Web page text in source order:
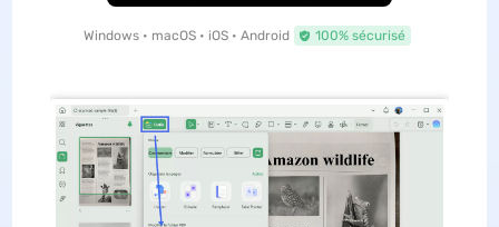
Windows • macOS • iOS • Android 100% sécurisé